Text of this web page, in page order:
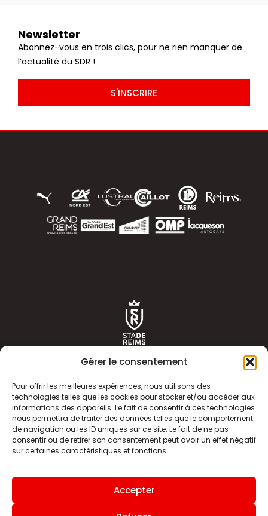
Gérer le consentement
Pour offrir les meilleures expériences, nous utilisons des
technologies telles que les cookies pour stocker et/ou accéder aux
informations des appareils. Le fait de consentir à ces technologies
nous permettra de traiter des données telles que le comportement
de navigation ou les ID uniques sur ce site. Le fait de ne pas
consentir ou de retirer son consentement peut avoir un effet négatif
sur certaines caractéristiques et fonctions.
Accepter
Newsletter
Abonnez-vous en trois clics, pour ne rien manquer de
l’actualité du SDR !
S'INSCRIRE
ACTUALITÉS
CLUB
BOUTIQUE
HISTOIRE
ÉQUIPE PREMIERE
INFOS ET CONTACT